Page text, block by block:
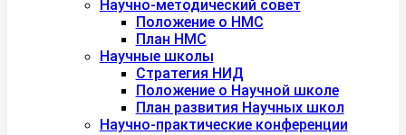
Научно-методический совет
Положение о НМС
План НМС
Научные школы
Стратегия НИД
Положение о Научной школе
План развития Научных школ
Научно-практические конференции